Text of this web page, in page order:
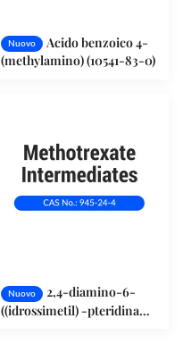
Nuovo
Acido benzoico 4-
(methylamino) (10541-83-0)
Nuovo
2,4-diamino-6-
((idrossimetil) -pteridina